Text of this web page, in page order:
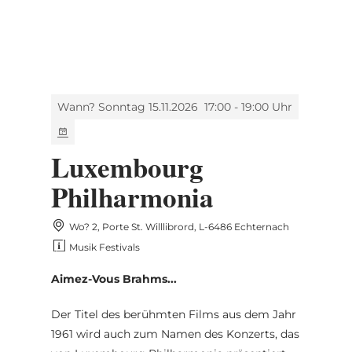
Wann? Sonntag 15.11.2026 17:00 - 19:00 Uhr
Luxembourg
Philharmonia
Wo? 2, Porte St. Willlibrord, L-6486 Echternach
Musik Festivals
Aimez-Vous Brahms...
Der Titel des berühmten Films aus dem Jahr
1961 wird auch zum Namen des Konzerts, das